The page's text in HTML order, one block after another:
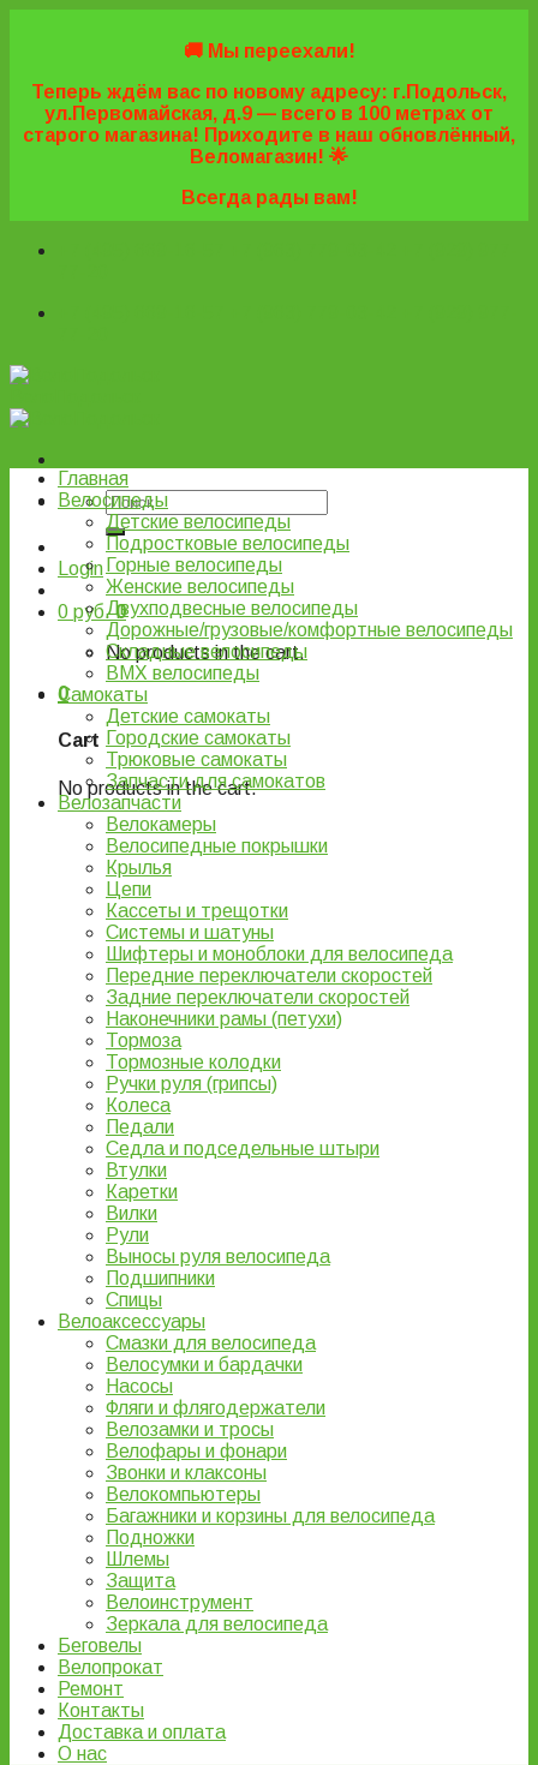
🚚 Мы переехали!
Теперь ждём вас по новому адресу: г.Подольск,
ул.Первомайская, д.9 — всего в 100 метрах от
старого магазина! Приходите в наш обновлённый,
Веломагазин! 🌟
Всегда рады вам!
Login
0 руб. 0
No products in the cart.
0
Cart
No products in the cart.
Главная
Велосипеды
Детские велосипеды
Подростковые велосипеды
Горные велосипеды
Женские велосипеды
Двухподвесные велосипеды
Дорожные/грузовые/комфортные велосипеды
Складные велосипеды
BMX велосипеды
Самокаты
Детские самокаты
Городские самокаты
Трюковые самокаты
Запчасти для самокатов
Велозапчасти
Велокамеры
Велосипедные покрышки
Крылья
Цепи
Кассеты и трещотки
Системы и шатуны
Шифтеры и моноблоки для велосипеда
Передние переключатели скоростей
Задние переключатели скоростей
Наконечники рамы (петухи)
Тормоза
Тормозные колодки
Ручки руля (грипсы)
Колеса
Педали
Седла и подседельные штыри
Втулки
Каретки
Вилки
Рули
Выносы руля велосипеда
Подшипники
Спицы
Велоаксессуары
Смазки для велосипеда
Велосумки и бардачки
Насосы
Фляги и флягодержатели
Велозамки и тросы
Велофары и фонари
Звонки и клаксоны
Велокомпьютеры
Багажники и корзины для велосипеда
Подножки
Шлемы
Защита
Велоинструмент
Зеркала для велосипеда
Беговелы
Велопрокат
Ремонт
Контакты
Доставка и оплата
О нас